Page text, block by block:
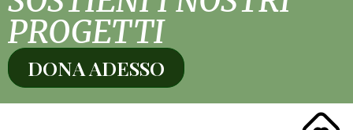
PROGETTI
DONA ADESSO